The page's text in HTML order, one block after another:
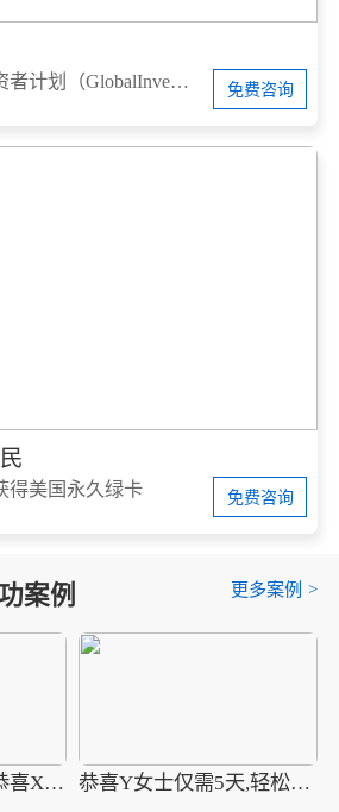
新加坡全球商业投资者计划（GlobalInvestorProgram，简称GIP） 免费咨询
得美国永久绿卡 免费咨询
案例 更多案例 >
几内亚比绍绿卡：恭喜X先生开启香港投资移民新征程 恭喜Y女士仅需5天,轻松拿下几内亚比绍绿卡，开启国际教育新征程